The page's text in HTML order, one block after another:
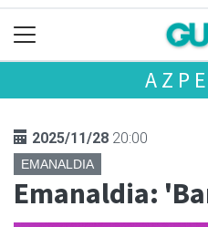
2025/11/28 20:00
EMANALDIA
Emanaldia: